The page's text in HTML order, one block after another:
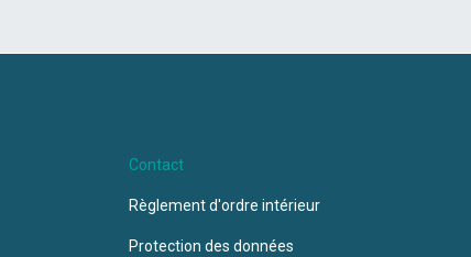
Contact
Règlement d'ordre intérieur
Protection des données